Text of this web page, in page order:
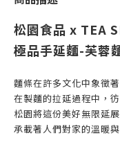
松園食品 x TEA
極品手延麵-芙蓉
麵條在許多文化中象徵
在製麵的拉延過程中，
松園將這份美好無限延
承載著人們對家的溫暖